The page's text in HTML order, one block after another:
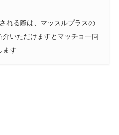
れる際は、マッスルプラスの
いただけますとマッチョ一同
す！